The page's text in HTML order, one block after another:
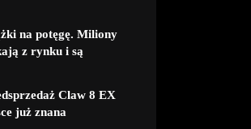
na potęgę. Miliony
z rynku i są
Claw 8 EX
już znana